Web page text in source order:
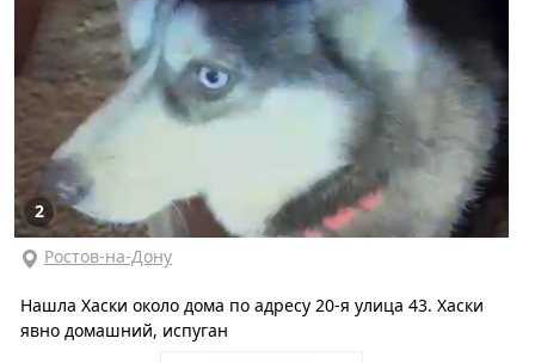
2
Ростов-на-Дону
Нашла Хаски около дома по адресу 20-я улица 43. Хаски
явно домашний, испуган